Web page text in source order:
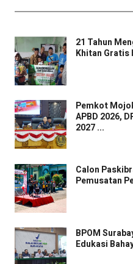
21 Tahun
Khitan Gratis
Pemkot
APBD 2026,
2027 ...
Calon
Pemusatan
BPOM
Edukasi